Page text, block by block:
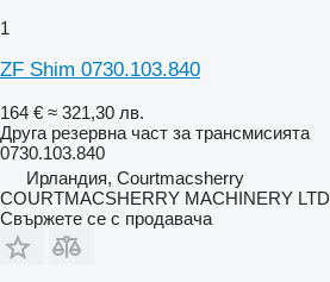
1
ZF Shim 0730.103.840
164 € ≈ 321,30 лв.
Друга резервна част за трансмисията
0730.103.840
Ирландия, Courtmacsherry
COURTMACSHERRY MACHINERY LTD
Свържете се с продавача